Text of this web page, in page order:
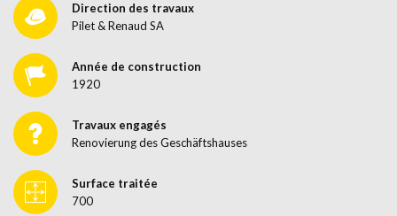
Direction des travaux
Pilet & Renaud SA
Année de construction
1920
Travaux engagés
Renovierung des Geschäftshauses
Surface traitée
700